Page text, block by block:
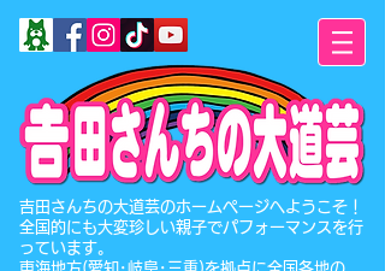
​吉田さんちの大道芸のホームページへようこそ！
全国的にも大変珍しい親子でパフォーマンスを行
っています。